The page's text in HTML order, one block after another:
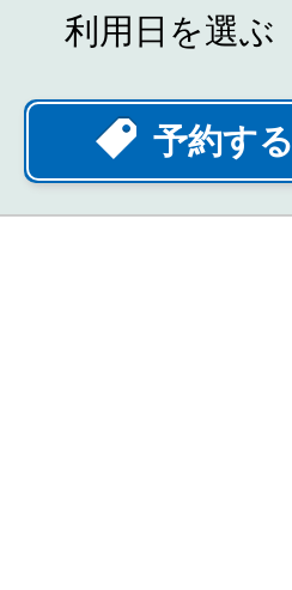
利用日を選ぶ
予約する